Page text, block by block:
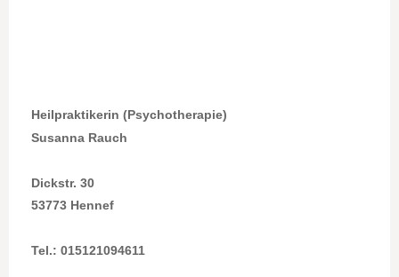
Heilpraktikerin (Psychotherapie)
Susanna Rauch
Dickstr. 30
53773 Hennef
Tel.: 015121094611